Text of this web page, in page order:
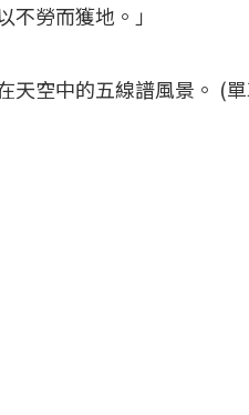
勞而獲地。」
天空中的五線譜風景。 (